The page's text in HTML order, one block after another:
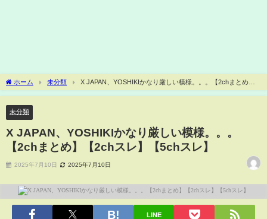
ホーム 未分類
X JAPAN、YOSHIKIかなり厳しい模様。。。【2chまとめ】
【2chスレ】【5chスレ】
未分類
X JAPAN、YOSHIKIかなり厳しい模様。。。
【2chまとめ】【2chスレ】【5chスレ】
2025年7月10日 2025年7月10日
LINE